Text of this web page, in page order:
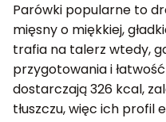
Parówki popularne to
mięsny o miękkiej,
trafia na talerz wtedy,
przygotowania i
dostarczają 326 kcal,
tłuszczu, więc ich